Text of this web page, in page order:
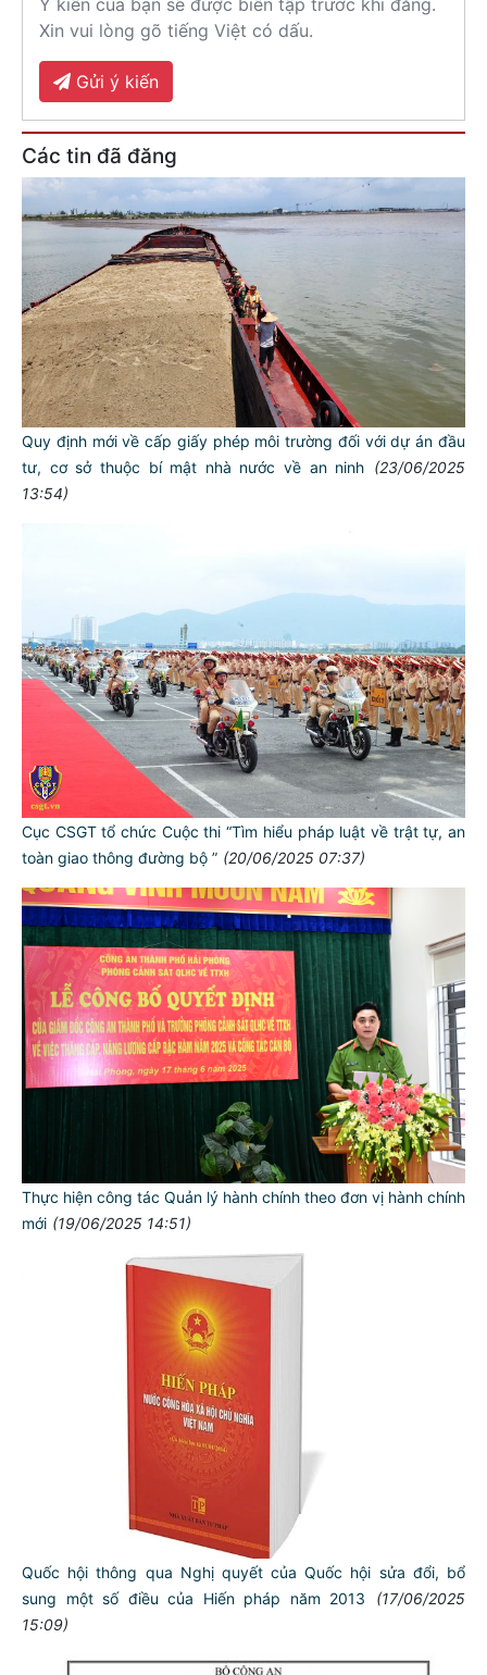
Ý kiến của bạn sẽ được biên tập trước khi đăng.
Xin vui lòng gõ tiếng Việt có dấu.
Gửi ý kiến
Các tin đã đăng
Quy định mới về cấp giấy phép môi trường đối với dự án đầu
tư, cơ sở thuộc bí mật nhà nước về an ninh (23/06/2025
13:54)
Cục CSGT tổ chức Cuộc thi “Tìm hiểu pháp luật về trật tự, an
toàn giao thông đường bộ ” (20/06/2025 07:37)
Thực hiện công tác Quản lý hành chính theo đơn vị hành chính
mới (19/06/2025 14:51)
Quốc hội thông qua Nghị quyết của Quốc hội sửa đổi, bổ
sung một số điều của Hiến pháp năm 2013
(17/06/2025
15:09)